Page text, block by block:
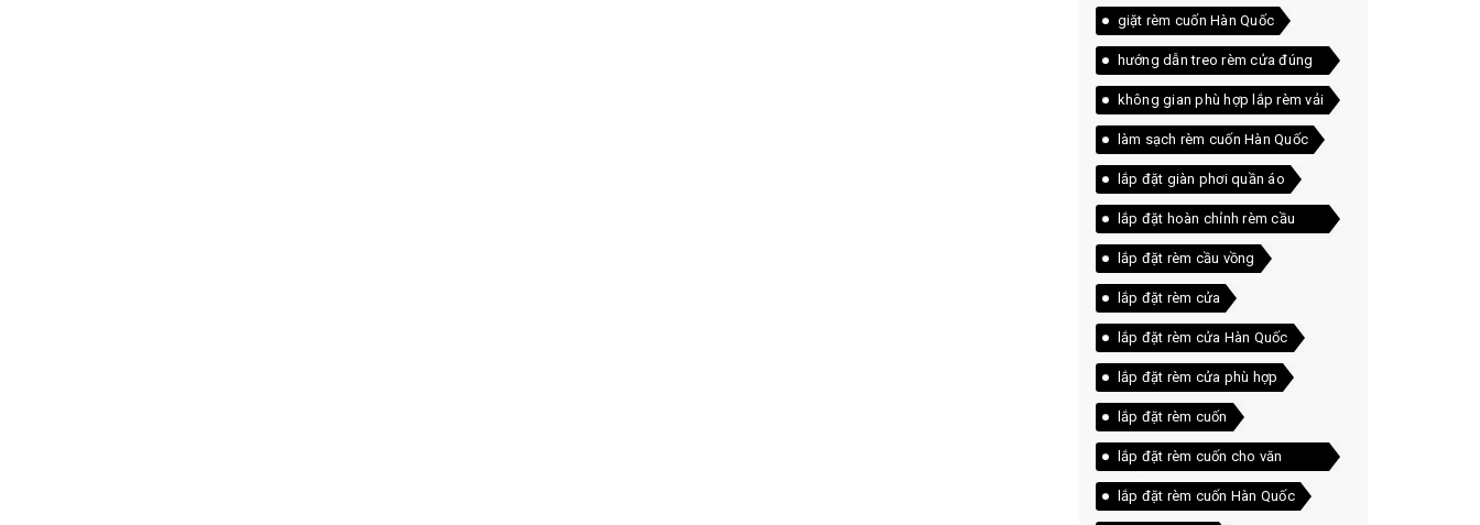
giặt rèm cuốn Hàn Quốc
hướng dẫn treo rèm cửa đúng
cách
không gian phù hợp lắp rèm vải
làm sạch rèm cuốn Hàn Quốc
lắp đặt giàn phơi quần áo
lắp đặt hoàn chỉnh rèm cầu
vồng
lắp đặt rèm cầu vồng
lắp đặt rèm cửa
lắp đặt rèm cửa Hàn Quốc
lắp đặt rèm cửa phù hợp
lắp đặt rèm cuốn
lắp đặt rèm cuốn cho văn
phòng
lắp đặt rèm cuốn Hàn Quốc